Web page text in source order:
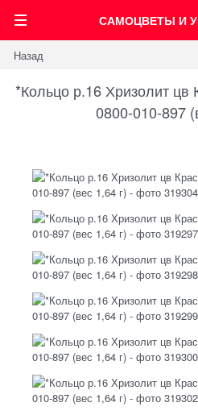
САМОЦВЕТЫ И
Назад
*Кольцо р.16 Хризолит цв
0800-010-897